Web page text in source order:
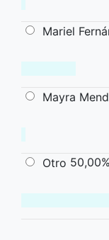
Mariel
Mayra
Otro 50,00%